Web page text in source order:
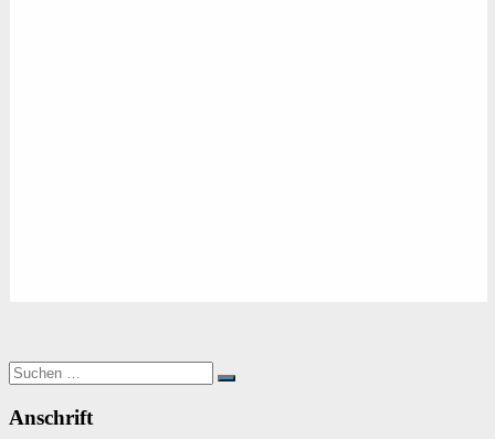
Suchen
nach:
Suchen
Anschrift